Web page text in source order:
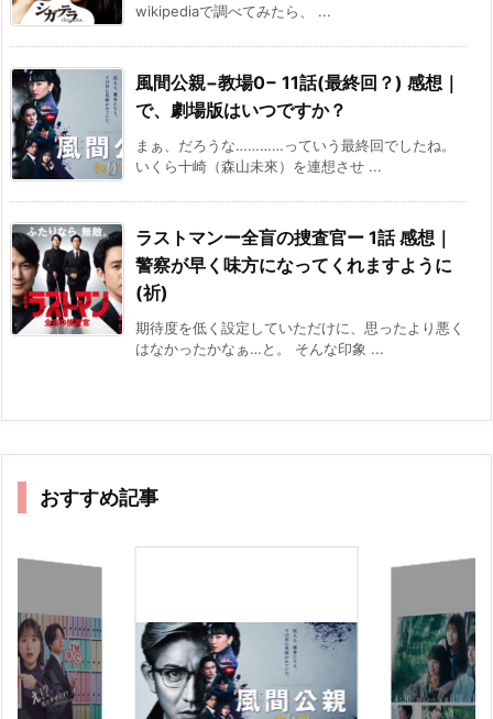
wikipediaで調べてみたら、 ...
風間公親−教場0− 11話(最終回？) 感想｜
で、劇場版はいつですか？
まぁ、だろうな…………っていう最終回でしたね。
いくら十崎（森山未來）を連想させ ...
ラストマンー全盲の捜査官ー 1話 感想｜
警察が早く味方になってくれますように
(祈)
期待度を低く設定していただけに、思ったより悪く
はなかったかなぁ…と。 そんな印象 ...
おすすめ記事